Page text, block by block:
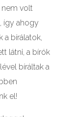
nem volt
így ahogy
a bírálatok,
látni, a bírók
bíráltak a
el!